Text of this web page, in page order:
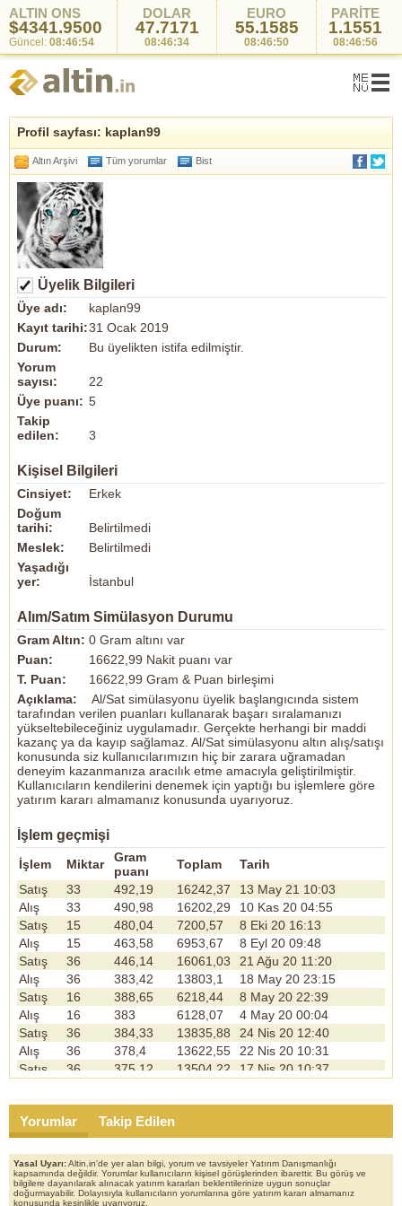
ALTIN ONS
$4341.9500
Güncel: 08:46:54
DOLAR
47.7171
08:46:34
EURO
55.1585
08:46:50
PARİTE
1.1551
08:46:56
Profil sayfası: kaplan99
Altın Arşivi Tüm yorumlar Bist
Üyelik Bilgileri
Üye adı:
kaplan99
Kayıt tarihi:31 Ocak 2019
Durum:
Bu üyelikten istifa edilmiştir.
Yorum
sayısı:
22
Üye puanı: 5
Takip
edilen:
3
Kişisel Bilgileri
Cinsiyet:
Erkek
Doğum
tarihi:
Belirtilmedi
Meslek:
Belirtilmedi
Yaşadığı
yer:
İstanbul
Alım/Satım Simülasyon Durumu
Gram Altın: 0 Gram altını var
Puan:
16622,99 Nakit puanı var
T. Puan:
16622,99 Gram & Puan birleşimi
Açıklama:
Al/Sat simülasyonu üyelik başlangıcında sistem
tarafından verilen puanları kullanarak başarı sıralamanızı
yükseltebileceğiniz uygulamadır. Gerçekte herhangi bir maddi
kazanç ya da kayıp sağlamaz. Al/Sat simülasyonu altın alış/satışı
konusunda siz kullanıcılarımızın hiç bir zarara uğramadan
deneyim kazanmanıza aracılık etme amacıyla geliştirilmiştir.
Kullanıcıların kendilerini denemek için yaptığı bu işlemlere göre
yatırım kararı almamanız konusunda uyarıyoruz.
İşlem geçmişi
İşlem Miktar
Gram
puanı
Toplam
Tarih
Satış
33 492,19 16242,37
13 May 21 10:03
Alış
33 490,98 16202,29
10 Kas 20 04:55
Satış
15 480,04 7200,57
8 Eki 20 16:13
Alış
15 463,58 6953,67
8 Eyl 20 09:48
Satış
36 446,14 16061,03
21 Ağu 20 11:20
Alış
36 383,42 13803,1
18 May 20 23:15
Satış
16 388,65 6218,44
8 May 20 22:39
Alış
16 383 6128,07
4 May 20 00:04
Satış
36 384,33 13835,88
24 Nis 20 12:40
Alış
36 378,4 13622,55
22 Nis 20 10:31
Satış
36 375,12 13504,22 17 Nis 20 10:37
Satış
39 334,83 13058,41 31 Mar 20 21:20
Alış
19 301,7
Alış
20 296,5 5930,03
22 Oca 20 22:48
Satış
40 297,86 11914,22
6 Oca 20 18:40
Alış
40 288,79 11551,75
26 Ağu 19 09:19
Satış
30 311,84 9355,18
26 Ağu 19 01:29
Yorumlar Takip Edilen
Yasal Uyarı:Altin.in'de yer alan bilgi, yorum ve tavsiyeler Yatırım Danışmanlığı
kapsamında değildir. Yorumlar kullanıcıların kişisel görüşlerinden ibarettir. Bu görüş ve
bilgilere dayanılarak alınacak yatırım kararları beklentilerinize uygun sonuçlar
doğurmayabilir. Dolayısıyla kullanıcıların yorumlarına göre yatırım kararı almamanız
konusunda kesinlikle uyarıyoruz.